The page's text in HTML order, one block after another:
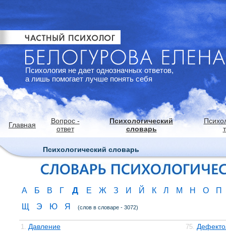
Психология не дает однозначных ответов,
а лишь помогает лучше понять себя
Главная
Вопрос -
ответ
Психологический
словарь
Психологический словарь
А Б В Г Д Е Ж З И Й К Л М Н О
П
Щ
Э Ю Я (слов в словаре - 3072)
1. Давление 75.